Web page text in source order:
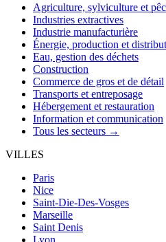
Agriculture, sylviculture et
Industries extractives
Industrie manufacturière
Énergie, production et
Eau, gestion des déchets
Construction
Commerce de gros et de détail
Transports et entreposage
Hébergement et restauration
Information et communication
Tous les secteurs →
VILLES
Paris
Nice
Saint-Die-Des-Vosges
Marseille
Saint Denis
Lyon